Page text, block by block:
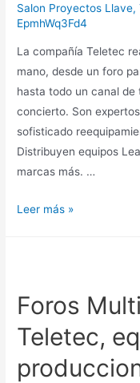
Salon Proyectos Llave,
EpmhWq3Fd4
La compañía Teletec
mano, desde un foro
hasta todo un canal de
concierto. Son
sofisticado
Distribuyen equipos
marcas más. …
Leer más »
Foros
Teletec,